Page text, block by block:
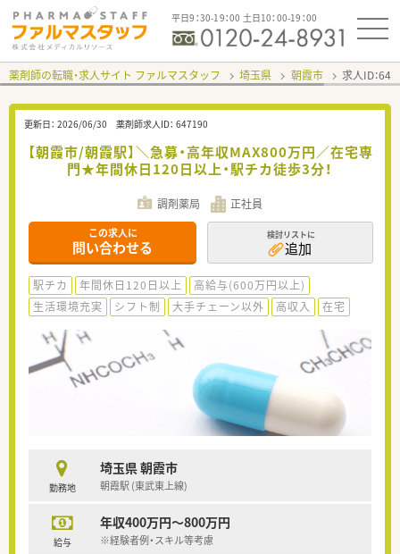
平日9：30-19：00 土日10：00-19：00
薬剤師の転職・求人サイト ファルマスタッフ 埼玉県 朝霞市 求人ID：
更新日： 2026/06/30 薬剤師求人ID： 647190
【朝霞市/朝霞駅】＼急募・高年収MAX800万円／在宅専
門★年間休日120日以上・駅チカ徒歩3分！
調剤薬局 正社員
この求人に
問い合わせる
検討リストに
追加
駅チカ 年間休日120日以上
高給与(600万円以上)
生活環境充実
シフト制 大手チェーン以外 高収入 在宅
勤務地
埼玉県 朝霞市
朝霞駅 (東武東上線)
給与
年収400万円～800万円
※経験者例・スキル等考慮